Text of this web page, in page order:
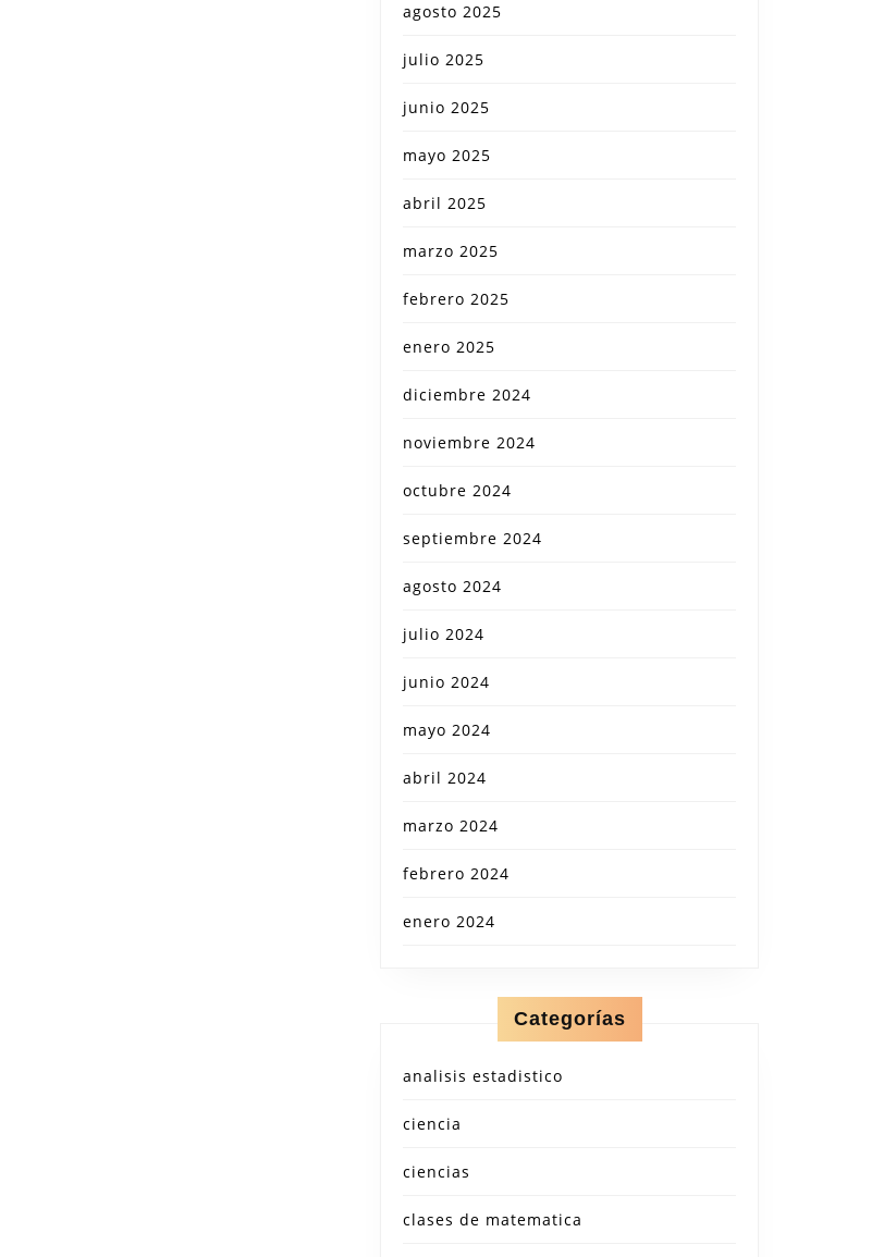
agosto 2025
julio 2025
junio 2025
mayo 2025
abril 2025
marzo 2025
febrero 2025
enero 2025
diciembre 2024
noviembre 2024
octubre 2024
septiembre 2024
agosto 2024
julio 2024
junio 2024
mayo 2024
abril 2024
marzo 2024
febrero 2024
enero 2024
Categorías
analisis estadistico
ciencia
ciencias
clases de matematica